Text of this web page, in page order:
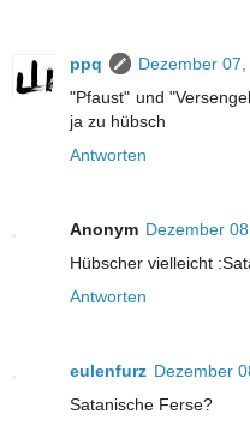
ppq
Dezember 07,
"Pfaust" und
ja zu hübsch
Antworten
Anonym Dezember
Hübscher vielleicht
Antworten
eulenfurz Dezember
Satanische Ferse?